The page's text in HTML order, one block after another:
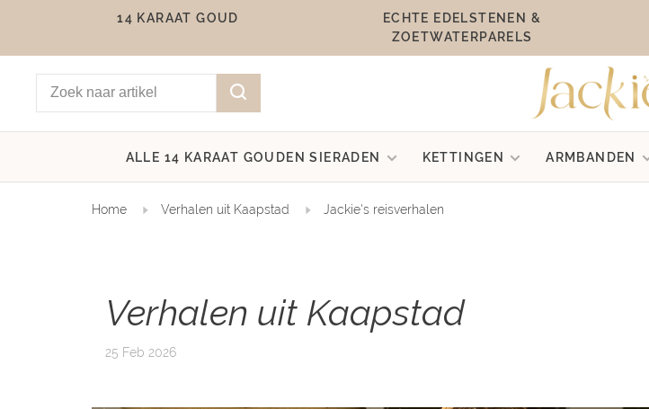
14 KARAAT GOUD
ECHTE EDELSTENEN &
ZOETWATERPARELS
ALLE 14 KARAAT GOUDEN SIERADEN KETTINGEN ARMBANDEN
Home Verhalen uit Kaapstad Jackie's reisverhalen
Verhalen uit Kaapstad
25 Feb 2026